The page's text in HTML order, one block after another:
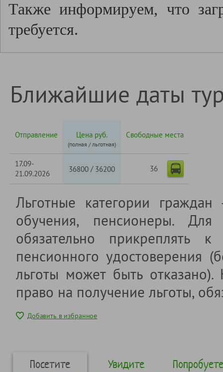
Также информируем, что
требуется.
Ближайшие даты
Отправление Цена руб.
(полная / льготная)
Свободные места
17.09-
21.09.2026
36800 / 36200 36
Льготные категории
обучения, пенсионеры. Для
обязательно прикреплять
пенсионного удостоверения
льготы может быть
право на получение льготы,
Добавить в избранное
Посетите Увидите Попробуете